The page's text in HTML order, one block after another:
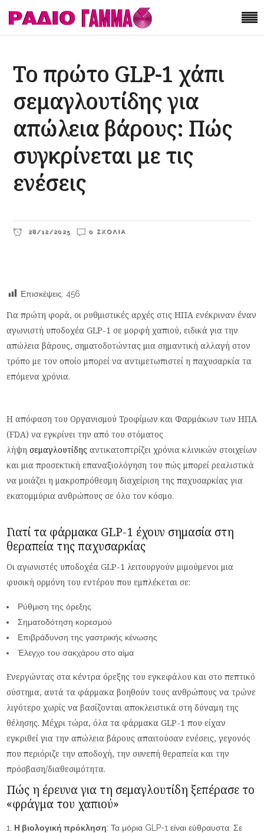
Το πρώτο GLP-1 χάπι
σεμαγλουτίδης για
απώλεια βάρους: Πώς
συγκρίνεται με τις
ενέσεις
28/12/2025 0 ΣΧΌΛΙΑ
Επισκέψεις: 456
Για πρώτη φορά, οι ρυθμιστικές αρχές στις ΗΠΑ ενέκριναν έναν
αγωνιστή υποδοχέα GLP-1 σε μορφή χαπιού, ειδικά για την
απώλεια βάρους, σηματοδοτώντας μια σημαντική αλλαγή στον
τρόπο με τον οποίο μπορεί να αντιμετωπιστεί η παχυσαρκία τα
επόμενα χρόνια.
Η απόφαση του Οργανισμού Τροφίμων και Φαρμάκων των ΗΠΑ
(FDA) να εγκρίνει την από του στόματος
λήψησεμαγλουτίδης αντικατοπτρίζει χρόνια κλινικών στοιχείων
και μια προσεκτική επαναξιολόγηση του πώς μπορεί ρεαλιστικά
να μοιάζει η μακροπρόθεσμη διαχείριση της παχυσαρκίας για
εκατομμύρια ανθρώπους σε όλο τον κόσμο.
Γιατί τα φάρμακα GLP-1 έχουν σημασία στη
θεραπεία της παχυσαρκίας
Οι αγωνιστές υποδοχέα GLP-1 λειτουργούν μιμούμενοι μια
φυσική ορμόνη του εντέρου που εμπλέκεται σε:
Ρύθμιση της όρεξης
Σηματοδότηση κορεσμού
Επιβράδυνση της γαστρικής κένωσης
Έλεγχο του σακχάρου στο αίμα
Ενεργώντας στα κέντρα όρεξης του εγκεφάλου και στο πεπτικό
σύστημα, αυτά τα φάρμακα βοηθούν τους ανθρώπους να τρώνε
λιγότερο χωρίς να βασίζονται αποκλειστικά στη δύναμη της
θέλησης. Μέχρι τώρα, όλα τα φάρμακα GLP-1 που είχαν
εγκριθεί για την απώλεια βάρους απαιτούσαν ενέσεις, γεγονός
που περιόριζε την αποδοχή, την συνεπή θεραπεία και την
πρόσβαση/διαθεσιμότητα.
Πώς η έρευνα για τη σεμαγλουτίδη ξεπέρασε το
«φράγμα του χαπιού»
Η βιολογική πρόκληση: Τα μόρια GLP-1 είναι εύθραυστα. Σε